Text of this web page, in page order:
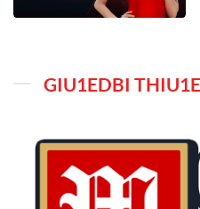
GIU1EDBI